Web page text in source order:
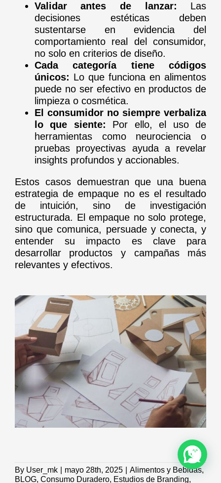
Validar antes de lanzar: Las
decisiones estéticas deben
sustentarse en evidencia del
comportamiento real del consumidor,
no solo en criterios de diseño.
Cada categoría tiene códigos
únicos: Lo que funciona en alimentos
puede no ser efectivo en productos de
limpieza o cosmética.
El consumidor no siempre verbaliza
lo que siente: Por ello, el uso de
herramientas como neurociencia o
pruebas proyectivas ayuda a revelar
insights profundos y accionables.
Estos casos demuestran que una buena
estrategia de empaque no es el resultado
de intuición, sino de investigación
estructurada. El empaque no solo protege,
sino que comunica, persuade y conecta, y
entender su impacto es clave para
desarrollar productos y campañas más
relevantes y efectivos.
By User_mk mayo 28th, 2025 Alimentos y Bebidas,
BLOG, Consumo Duradero, Estudios de Branding,